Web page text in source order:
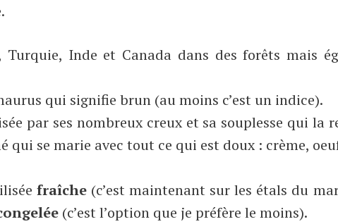
Turquie, Inde et Canada dans des forêts mais
qui signifie brun (au moins c’est un indice).
par ses nombreux creux et sa souplesse qui la
qui se marie avec tout ce qui est doux : crème,
fraîche (c’est maintenant sur les étals du
(c’est l’option que je préfère le moins).